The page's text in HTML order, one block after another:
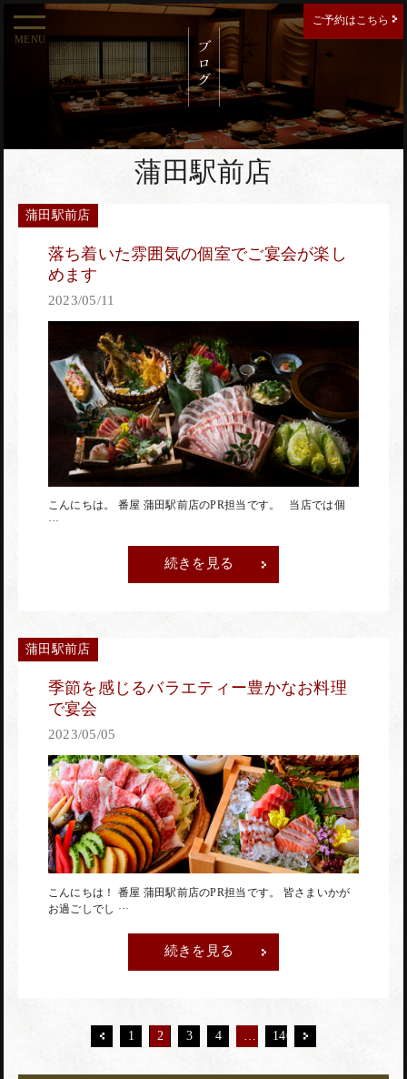
MENU
ご予約はこちら
蒲田駅前店
蒲田駅前店
落ち着いた雰囲気の個室でご宴会が楽し
めます
2023/05/11
こんにちは。 番屋 蒲田駅前店のPR担当です。 当店では個
···
続きを見る
蒲田駅前店
季節を感じるバラエティー豊かなお料理
で宴会
2023/05/05
こんにちは！ 番屋 蒲田駅前店のPR担当です。 皆さまいかが
お過ごしでし ···
続きを見る
1 2 3 4 140
ご予約する店舗を選択してください。
新宿南口店
西新宿住友ビル店
赤坂店
神田駅前店